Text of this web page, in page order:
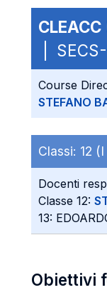
CLEACC
|
Course
STEFANO
Classi: 12
Docenti
Classe 12:
13:
Obiettivi